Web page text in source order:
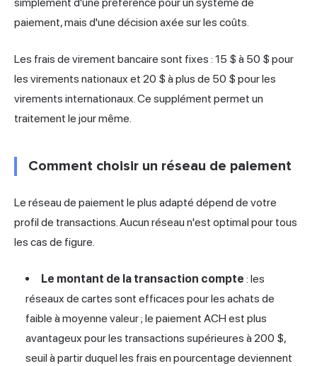
simplement d'une préférence pour un système de
paiement, mais d'une décision axée sur les coûts.
Les frais de virement bancaire sont fixes : 15 $ à 50 $ pour
les virements nationaux et 20 $ à plus de 50 $ pour les
virements internationaux. Ce supplément permet un
traitement le jour même.
Comment choisir un réseau de paiement
Le réseau de paiement le plus adapté dépend de votre
profil de transactions. Aucun réseau n'est optimal pour tous
les cas de figure.
Le montant de la transaction compte : les
réseaux de cartes sont efficaces pour les achats de
faible à moyenne valeur ; le paiement ACH est plus
avantageux pour les transactions supérieures à 200 $,
seuil à partir duquel les frais en pourcentage deviennent